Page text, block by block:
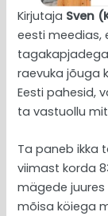
Kirjutaja Sven
eesti
tagakapjadega
raevuka jõuga
Eesti pahesid,
ta vastuollu
Ta paneb ikka
viimast korda
mägede
mõisa köiega